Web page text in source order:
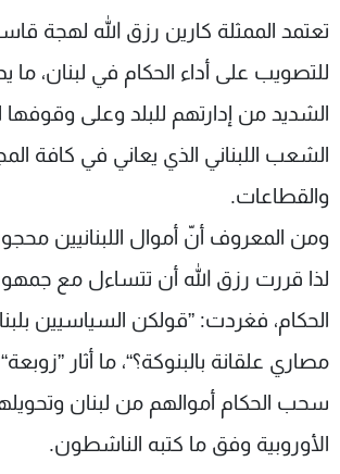
تعتمد الممثلة كارين رزق الله لهجة
للتصويب على أداء الحكام في لبنان، ما
الشديد من إدارتهم للبلد وعلى وقوفها
الشعب اللبناني الذي يعاني في كافة
والقطاعات.
ومن المعروف أنّ أموال اللبنانيين
لذا قررت رزق الله أن تتساءل مع
الحكام، فغردت: ”قولكن السياسيين
مصاري علقانة بالبنوكة؟“، ما أثار
سحب الحكام أموالهم من لبنان
الأوروبية وفق ما كتبه الناشطون.
شاهد البرامج
عن MTV
الإنـتـاج
لاعلاناتكم
وظائف
تواصل معنا
شروط الإسـتخدام